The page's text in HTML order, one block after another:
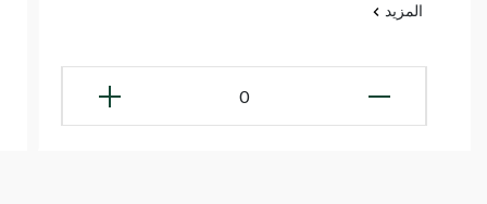
المزيد
0